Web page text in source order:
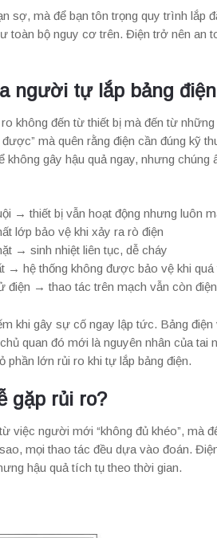
sợ, mà để bạn tôn trọng quy trình lắp
toàn bộ nguy cơ trên. Điện trở nên an
người tự lắp bảng điện
không đến từ thiết bị mà đến từ
mà quên rằng điện cần đúng kỹ
không gây hậu quả ngay, nhưng
→ thiết bị vẫn hoạt động nhưng luôn
lớp bảo vệ khi xảy ra rò điện
→ sinh nhiệt liên tục, dễ cháy
→ hệ thống không được bảo vệ khi quá
điện → thao tác trên mạch vẫn còn điện
khi gây sự cố ngay lập tức. Bảng
quan đó mới là nguyên nhân của tai
phần lớn rủi ro khi tự lắp bảng điện.
gặp rủi ro?
việc người mới “không đủ khéo”, mà
mọi thao tác đều dựa vào đoán.
hậu quả tích tụ theo thời gian.